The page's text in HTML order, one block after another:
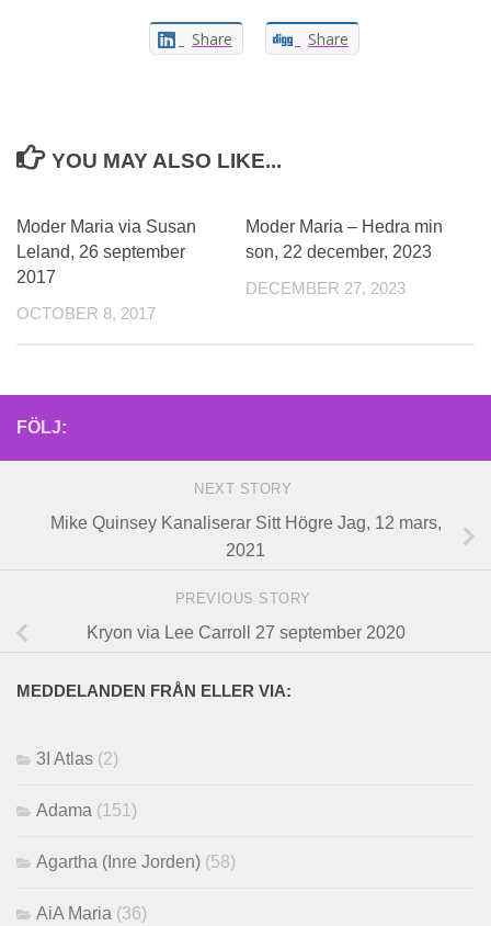
Share Share
YOU MAY ALSO LIKE...
Moder Maria via Susan
Leland, 26 september
2017
OCTOBER 8, 2017
Moder Maria – Hedra min
son, 22 december, 2023
DECEMBER 27, 2023
FÖLJ:
NEXT STORY
Mike Quinsey Kanaliserar Sitt Högre Jag, 12 mars,
2021
PREVIOUS STORY
Kryon via Lee Carroll 27 september 2020
MEDDELANDEN FRÅN ELLER VIA:
3I Atlas (2)
Adama (151)
Agartha (Inre Jorden) (58)
AiA Maria (36)